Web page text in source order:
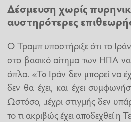
Δέσμευση χωρίς
αυστηρότερες
Ο Τραμπ υποστήριξε ότι το
στο βασικό αίτημα των ΗΠΑ να
όπλα. «Το Ιράν δεν μπορεί να
δεν θα έχει, και έχει
Ωστόσο, μέχρι στιγμής δεν
το τι ακριβώς έχει αποδεχθεί η